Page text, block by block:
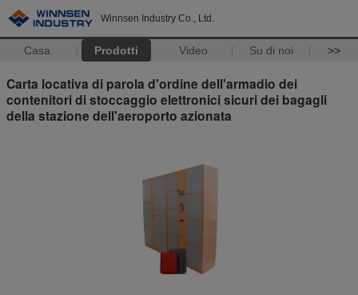
Winnsen Industry Co., Ltd.
Casa. Prodotti Video Su di noi >>
Carta locativa di parola d'ordine dell'armadio dei
contenitori di stoccaggio elettronici sicuri dei bagagli
della stazione dell'aeroporto azionata